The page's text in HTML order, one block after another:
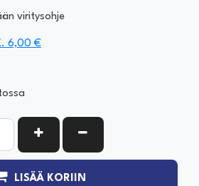
viritysohje
6,00 €
KASVATA MÄÄRÄÄ
VÄHENNÄ MÄÄRÄÄ
LISÄÄ KORIIN